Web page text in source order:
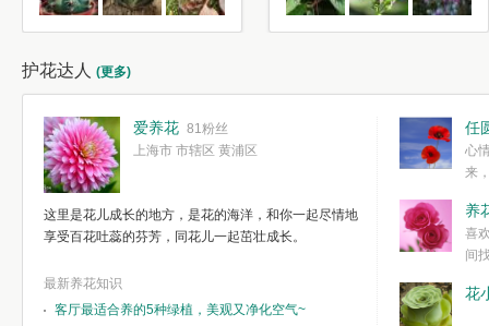
护花达人 (更多)
爱养花 81粉丝
上海市 市辖区 黄浦区
这里是花儿成长的地方，是花的海洋，和你一起尽情地
享受百花吐蕊的芬芳，同花儿一起茁壮成长。
最新养花知识
客厅最适合养的5种绿植，美观又净化空气~
任
心
来
简单愉快的心
我们自己复杂
养
喜
间
花